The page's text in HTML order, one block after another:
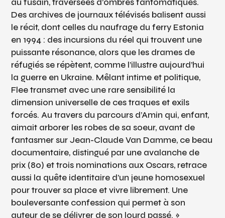
au fusain, traversées d’ombres fantomatiques.
Des archives de journaux télévisés balisent aussi
le récit, dont celles du naufrage du ferry Estonia
en 1994 : des incursions du réel qui trouvent une
puissante résonance, alors que les drames de
réfugiés se répètent, comme l’illustre aujourd’hui
la guerre en Ukraine. Mêlant intime et politique,
Fleetransmet avec une rare sensibilité la
dimension universelle de ces traques et exils
forcés. Au travers du parcours d’Amin qui, enfant,
aimait arborer les robes de sa soeur, avant de
fantasmer sur Jean-Claude Van Damme, ce beau
documentaire, distingué par une avalanche de
prix (80) et trois nominations aux Oscars, retrace
aussi la quête identitaire d’un jeune homosexuel
pour trouver sa place et vivre librement. Une
bouleversante confession qui permet à son
auteur de se délivrer de son lourd passé. »